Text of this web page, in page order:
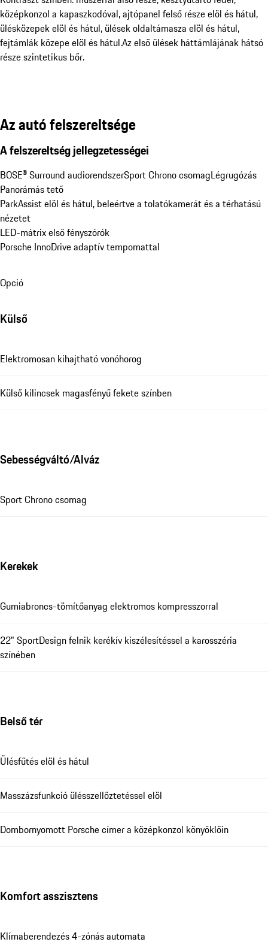
középkonzol a kapaszkodóval, ajtópanel felső része elöl és hátul,
ülésközepek elöl és hátul, ülések oldaltámasza elöl és hátul,
fejtámlák közepe elöl és hátul.Az első ülések háttámlájának hátsó
része szintetikus bőr.
Az autó felszereltsége
A felszereltség jellegzetességei
BOSE® Surround audiorendszerSport Chrono csomagLégrugózás
Panorámás tető
ParkAssist elöl és hátul, beleértve a tolatókamerát és a térhatású
nézetet
LED-mátrix első fényszórók
Porsche InnoDrive adaptív tempomattal
Opció
Külső
Elektromosan kihajtható vonóhorog
Külső kilincsek magasfényű fekete színben
Sebességváltó/Alváz
Sport Chrono csomag
Kerekek
Gumiabroncs-tömítőanyag elektromos kompresszorral
22" SportDesign felnik kerékív kiszélesítéssel a karosszéria
színében
Belső tér
Ülésfűtés elöl és hátul
Masszázsfunkció ülésszellőztetéssel elöl
Dombornyomott Porsche címer a középkonzol könyöklőin
Komfort asszisztens
Klímaberendezés 4-zónás automata